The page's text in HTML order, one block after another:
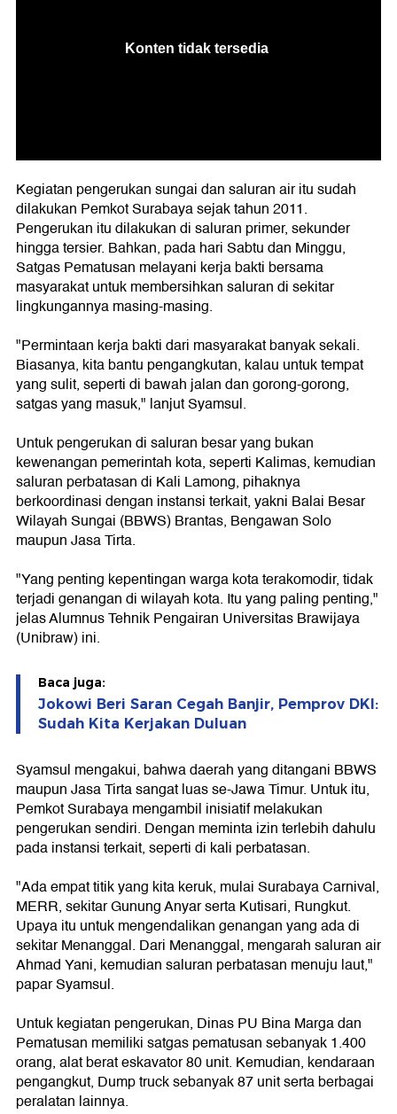
Kegiatan pengerukan sungai dan saluran air itu sudah
dilakukan Pemkot Surabaya sejak tahun 2011.
Pengerukan itu dilakukan di saluran primer, sekunder
hingga tersier. Bahkan, pada hari Sabtu dan Minggu,
Satgas Pematusan melayani kerja bakti bersama
masyarakat untuk membersihkan saluran di sekitar
lingkungannya masing-masing.
"Permintaan kerja bakti dari masyarakat banyak sekali.
Biasanya, kita bantu pengangkutan, kalau untuk tempat
yang sulit, seperti di bawah jalan dan gorong-gorong,
satgas yang masuk," lanjut Syamsul.
Untuk pengerukan di saluran besar yang bukan
kewenangan pemerintah kota, seperti Kalimas, kemudian
saluran perbatasan di Kali Lamong, pihaknya
berkoordinasi dengan instansi terkait, yakni Balai Besar
Wilayah Sungai (BBWS) Brantas, Bengawan Solo
maupun Jasa Tirta.
"Yang penting kepentingan warga kota terakomodir, tidak
terjadi genangan di wilayah kota. Itu yang paling penting,"
jelas Alumnus Tehnik Pengairan Universitas Brawijaya
(Unibraw) ini.
Baca juga:
Jokowi Beri Saran Cegah Banjir, Pemprov DKI:
Sudah Kita Kerjakan Duluan
Syamsul mengakui, bahwa daerah yang ditangani BBWS
maupun Jasa Tirta sangat luas se-Jawa Timur. Untuk itu,
Pemkot Surabaya mengambil inisiatif melakukan
pengerukan sendiri. Dengan meminta izin terlebih dahulu
pada instansi terkait, seperti di kali perbatasan.
"Ada empat titik yang kita keruk, mulai Surabaya Carnival,
MERR, sekitar Gunung Anyar serta Kutisari, Rungkut.
Upaya itu untuk mengendalikan genangan yang ada di
sekitar Menanggal. Dari Menanggal, mengarah saluran air
Ahmad Yani, kemudian saluran perbatasan menuju laut,"
papar Syamsul.
Untuk kegiatan pengerukan, Dinas PU Bina Marga dan
Pematusan memiliki satgas pematusan sebanyak 1.400
orang, alat berat eskavator 80 unit. Kemudian, kendaraan
pengangkut, Dump truck sebanyak 87 unit serta berbagai
peralatan lainnya.